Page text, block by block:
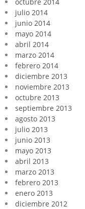
octubre 2014
julio 2014
junio 2014
mayo 2014
abril 2014
marzo 2014
febrero 2014
diciembre 2013
noviembre 2013
octubre 2013
septiembre 2013
agosto 2013
julio 2013
junio 2013
mayo 2013
abril 2013
marzo 2013
febrero 2013
enero 2013
diciembre 2012